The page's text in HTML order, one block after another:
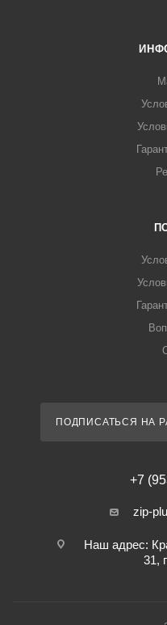
ПОДПИСАТЬСЯ НА
+7
zip-
Наш адрес:
31,